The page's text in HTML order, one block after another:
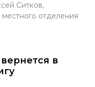
Ситков,
отделения
в